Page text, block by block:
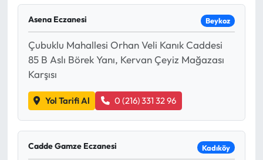
Asena Eczanesi Beykoz
Çubuklu Mahallesi Orhan Veli Kanık Caddesi
85 B Aslı Börek Yanı, Kervan Çeyiz Mağazası
Karşısı
Yol Tarifi Al 0 (216) 331 32 96
Cadde Gamze Eczanesi Kadıköy